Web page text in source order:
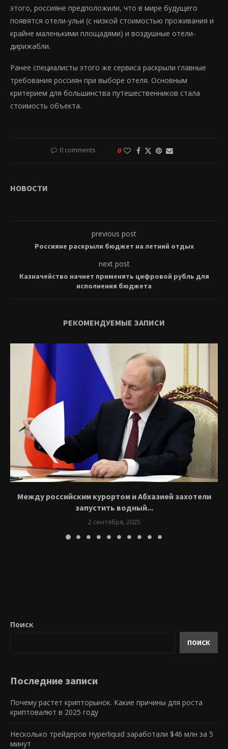
этого, россияне предположили, что в мире будущего
появятся отели-ульи (с низкой стоимостью проживания и
крайне маленькими площадями) и воздушные отели-
дирижабли.
Ранее специалисты этого же сервиса раскрыли главные
требования россиян при выборе отеля. Основным
критерием для большинства путешественников стала
стоимость объекта.
0 comments 0
НОВОСТИ
previous post
Россияне раскрыли бюджет на летний отдых
next post
Казначейство начнет применять цифровой рубль для
исполнения бюджета
РЕКОМЕНДУЕМЫЕ ЗАПИСИ
Между российским курортом и Абхазией захотели
запустить водный...
2 сентября, 2025
Поиск
ПОИСК
Последние записи
Почему растет крипторынок. Какие причины для роста
криптовалют в 2025 году
Несколько трейдеров Hyperliquid заработали $46 млн за 5
минут